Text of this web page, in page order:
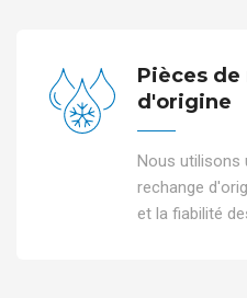
Pièces
d'origine
Nous utilisons
rechange
et la fiabilité